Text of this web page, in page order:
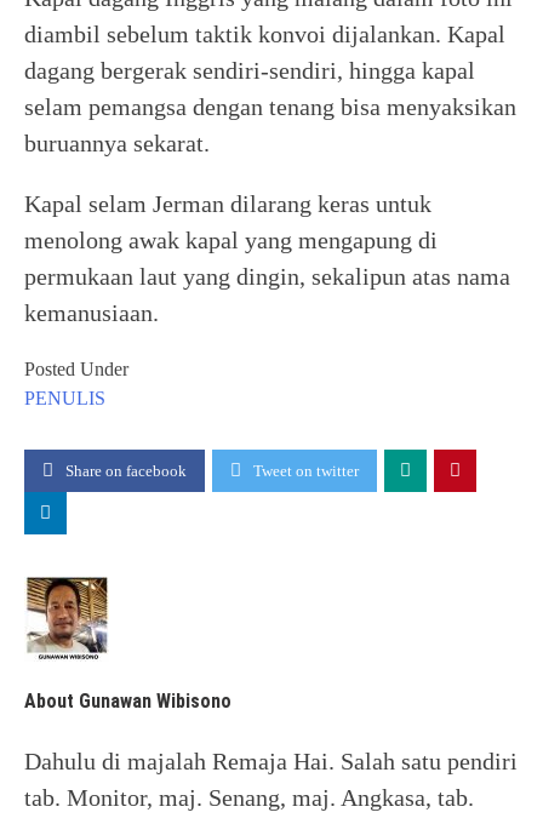
diambil sebelum taktik konvoi dijalankan. Kapal
dagang bergerak sendiri-sendiri, hingga kapal
selam pemangsa dengan tenang bisa menyaksikan
buruannya sekarat.
Kapal selam Jerman dilarang keras untuk
menolong awak kapal yang mengapung di
permukaan laut yang dingin, sekalipun atas nama
kemanusiaan.
Posted Under
PENULIS
Share on facebook Tweet on twitter
About Gunawan Wibisono
Dahulu di majalah Remaja Hai. Salah satu pendiri
tab. Monitor, maj. Senang, maj. Angkasa, tab.